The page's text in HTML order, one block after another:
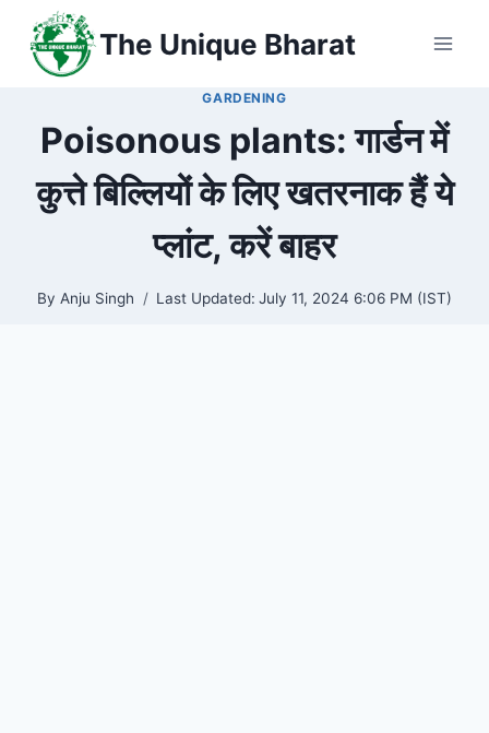
content
The Unique Bharat
GARDENING
Poisonous plants: गार्डन में
कुत्ते बिल्लियों के लिए खतरनाक हैं ये
प्लांट, करें बाहर
By Anju Singh Last Updated: July 11, 2024 6:06 PM (IST)